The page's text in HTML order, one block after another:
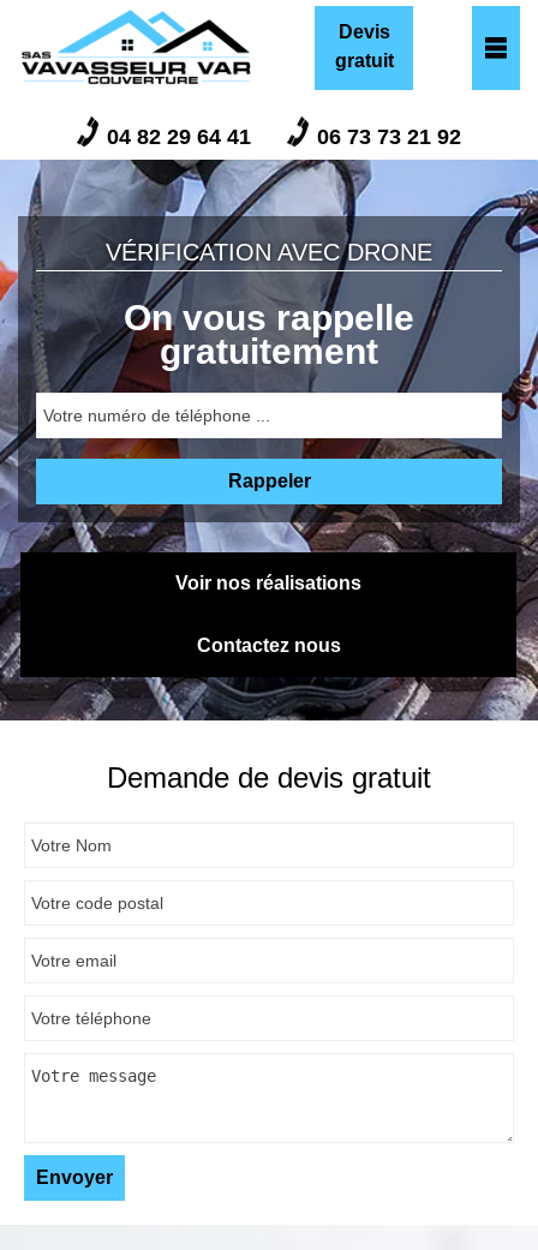
Devis
gratuit
04 82 29 64 41 06 73 73 21 92
VÉRIFICATION AVEC DRONE
On vous rappelle
gratuitement
Voir nos réalisations
Contactez nous
Demande de devis gratuit